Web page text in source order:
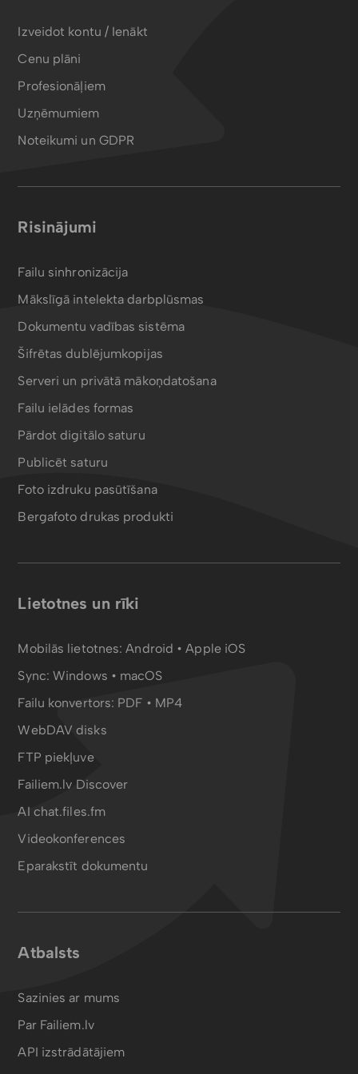
Izveidot kontu / Ienākt
Cenu plāni
Profesionāļiem
Uzņēmumiem
Noteikumi un GDPR
Risinājumi
Failu sinhronizācija
Mākslīgā intelekta darbplūsmas
Dokumentu vadības sistēma
Šifrētas dublējumkopijas
Serveri un privātā mākoņdatošana
Failu ielādes formas
Pārdot digitālo saturu
Publicēt saturu
Foto izdruku pasūtīšana
Bergafoto drukas produkti
Lietotnes un rīki
Mobilās lietotnes:Android •Apple iOS
Sync:Windows • macOS
Failu konvertors: PDF • MP4
WebDAV disks
FTP piekļuve
Failiem.lv Discover
AI chat.files.fm
Videokonferences
Eparakstīt dokumentu
Atbalsts
Sazinies ar mums
Par Failiem.lv
API izstrādātājiem